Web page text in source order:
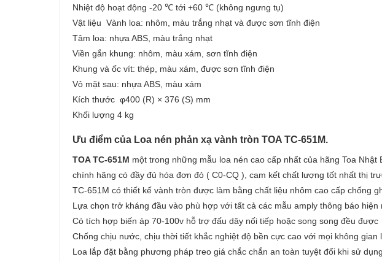
Nhiệt độ hoạt động -20 ℃ tới +60 ℃ (không ngưng tụ)
Vật liệu Vành loa: nhôm, màu trắng nhạt và được sơn tĩnh điện
Tâm loa: nhựa ABS, màu trắng nhạt
Viền gắn khung: nhôm, màu xám, sơn tĩnh điện
Khung và ốc vít: thép, màu xám, được sơn tĩnh điện
Vỏ mặt sau: nhựa ABS, màu xám
Kích thước φ400 (R) × 376 (S) mm
Khối lượng 4 kg
Ưu điểm của Loa nén phản xạ vành tròn TOA TC-651M.
TOA TC-651M một trong những mẫu loa nén cao cấp nhất của hãng Toa
chính hãng có đầy đủ hóa đơn đỏ ( C0-CQ ), cam kết chất lượng tốt nhất thị
TC-651M có thiết kế vành tròn được làm bằng chất liệu nhôm cao cấp chống
Lựa chọn trở kháng đầu vào phù hợp với tất cả các mẫu amply thông báo
Có tích hợp biến áp 70-100v hỗ trợ đấu dây nối tiếp hoặc song song đều được
Chống chịu nước, chịu thời tiết khắc nghiệt độ bền cực cao với mọi không gian
Loa lắp đặt bằng phương pháp treo giá chắc chắn an toàn tuyệt đối khi sử